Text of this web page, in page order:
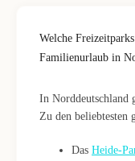
Welche
Familienurlaub in
In Norddeutschland
Zu den beliebtesten
Das Heide-